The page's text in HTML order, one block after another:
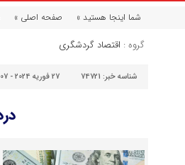
شما اینجا هستید » صفحه اصلی »
گروه : اقتصاد گردشگری
شناسه خبر: 74721 27 فوریه 2024 - 13:07